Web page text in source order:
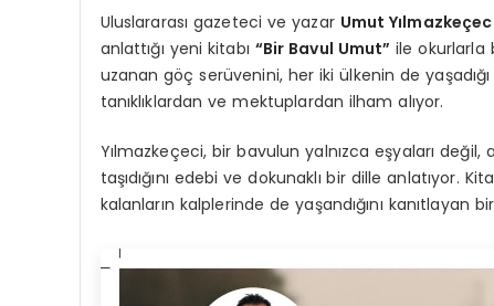
Uluslararası gazeteci ve yazar Umut
anlattığı yeni kitabı “Bir Bavul Umut” ile okurlarla
uzanan göç serüvenini, her iki ülkenin de
tanıklıklardan ve mektuplardan ilham alıyor.
Yılmazkeçeci, bir bavulun yalnızca eşyaları
taşıdığını edebi ve dokunaklı bir dille anlatıyor.
kalanların kalplerinde de yaşandığını kanıtlayan